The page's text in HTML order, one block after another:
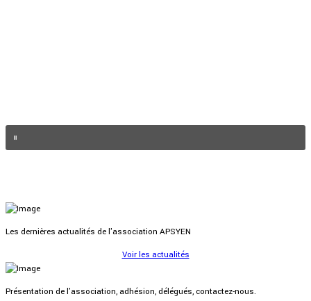
Les dernières actualités de l'association APSYEN
Voir les actualités
Présentation de l'association, adhésion, délégués, contactez-nous.